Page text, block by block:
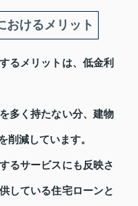
おけるメリット
るメリットは、低金利
多く持たない分、建物
削減しています。
るサービスにも反映さ
している住宅ローンと